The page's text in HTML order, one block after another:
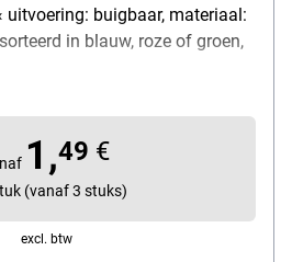
uitvoering: buigbaar, materiaal:
in blauw, roze of groen,
1,49 €
(vanaf 3 stuks)
excl. btw